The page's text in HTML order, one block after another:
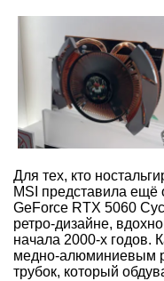
Для тех, кто
MSI представила
GeForce RTX 5060
ретро-дизайне,
начала 2000-х годов.
медно-алюминиевым
трубок, который